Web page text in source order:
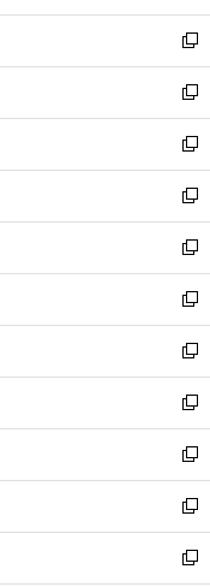
開
く
新
し
い
ウ
ィ
ン
ド
ウ
で
開
く
新
し
い
ウ
ィ
ン
ド
ウ
で
開
く
新
し
い
ウ
ィ
ン
ド
ウ
で
開
く
新
し
い
ウ
ィ
ン
ド
ウ
で
開
く
新
し
い
ウ
ィ
ン
ド
ウ
で
開
く
新
し
い
ウ
ィ
ン
ド
ウ
で
開
く
新
し
い
ウ
ィ
ン
ド
ウ
で
新
し
い
ウ
ィ
ン
ド
新
し
い
ウ
ィ
新
し
い
新